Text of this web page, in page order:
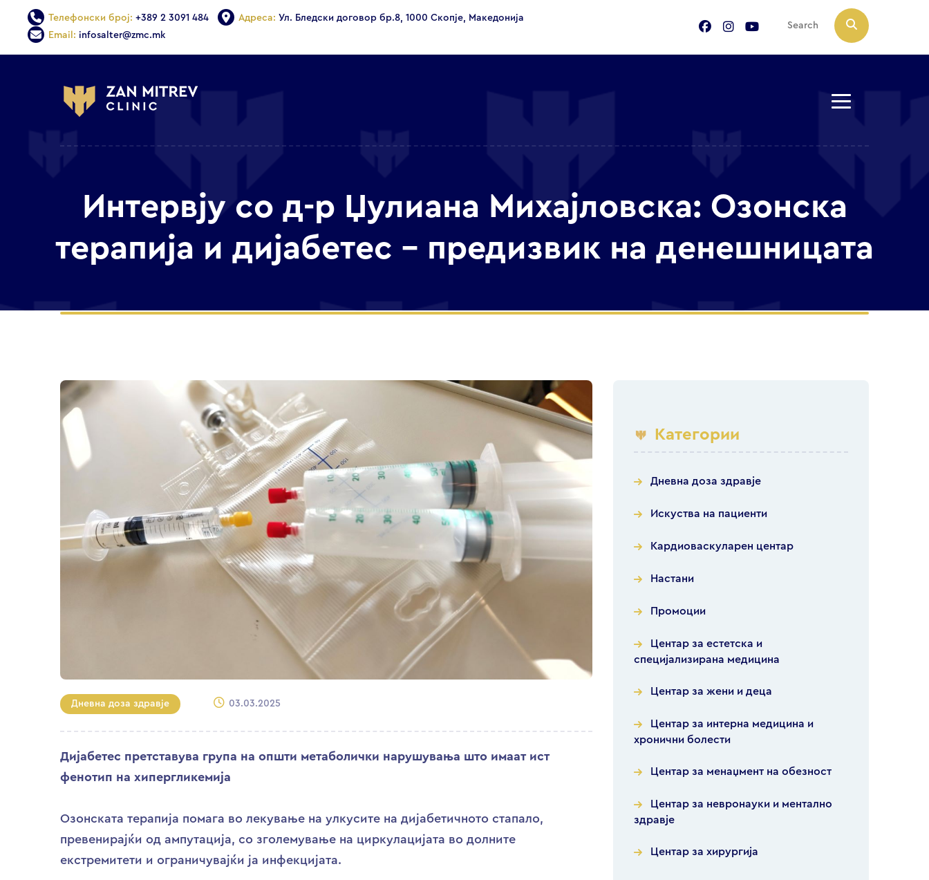
Телефонски број: +389 2 3091 484 Адреса: Ул. Бледски договор бр.8, 1000 Скопје, Македонија
Email: infosalter@zmc.mk
Интервју со д-р Џулиана Михајловска: Озонска
терапија и дијабетес – предизвик на денешницата
Дневна доза здравје 03.03.2025
Дијабетес претставува група на општи метаболички нарушувања што имаат ист
фенотип на хипергликемија
Озонската терапија помага во лекување на улкусите на дијабетичното стапало,
превенирајќи од ампутација, со зголемување на циркулацијата во долните
екстремитети и ограничувајќи ја инфекцијата.
Категории
Дневна доза здравје
Искуства на пациенти
Кардиоваскуларен центар
Настани
Промоции
Центар за естетска и
специјализирана медицина
Центар за жени и деца
Центар за интерна медицина и
хронични болести
Центар за менаџмент на обезност
Центар за невронауки и ментално
здравје
Центар за хирургија